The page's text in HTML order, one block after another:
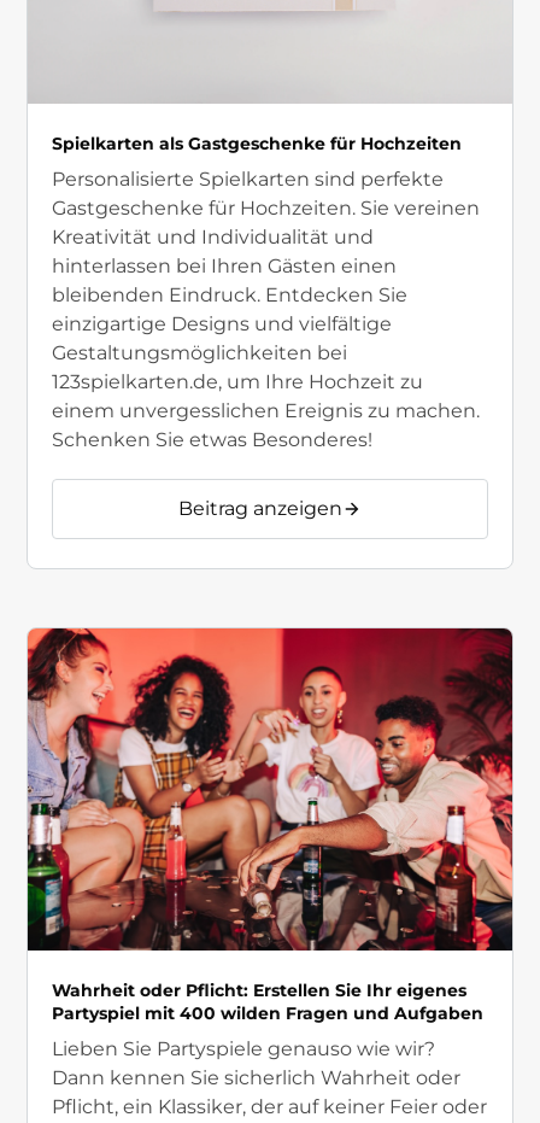
Spielkarten als Gastgeschenke für Hochzeiten
Personalisierte Spielkarten sind perfekte
Gastgeschenke für Hochzeiten. Sie vereinen
Kreativität und Individualität und
hinterlassen bei Ihren Gästen einen
bleibenden Eindruck. Entdecken Sie
einzigartige Designs und vielfältige
Gestaltungsmöglichkeiten bei
123spielkarten.de, um Ihre Hochzeit zu
einem unvergesslichen Ereignis zu machen.
Schenken Sie etwas Besonderes!
Beitrag anzeigen
Wahrheit oder Pflicht: Erstellen Sie Ihr eigenes
Partyspiel mit 400 wilden Fragen und Aufgaben
Lieben Sie Partyspiele genauso wie wir?
Dann kennen Sie sicherlich Wahrheit oder
Pflicht, ein Klassiker, der auf keiner Feier oder